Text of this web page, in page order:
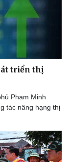
triển thị
Phạm Minh
tác nâng hạng thị